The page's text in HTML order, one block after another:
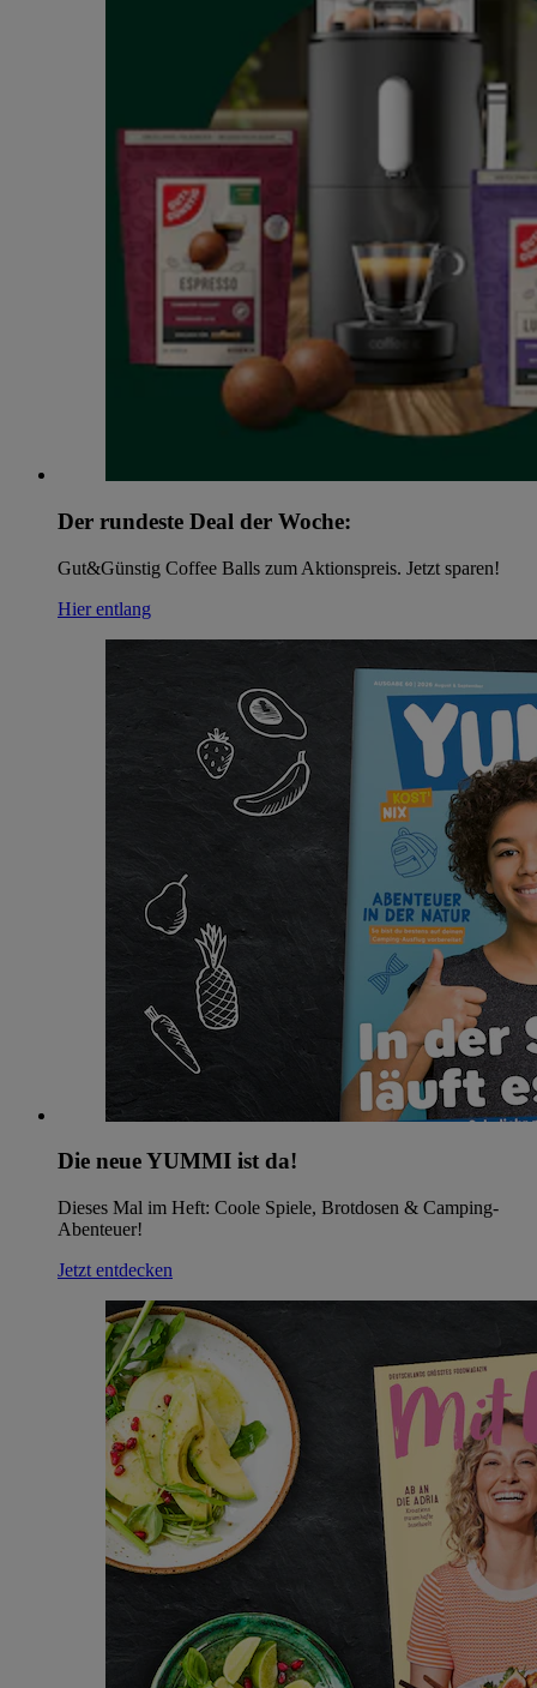
Der rundeste Deal der Woche:
Gut&Günstig Coffee Balls zum Aktionspreis. Jetzt sparen!
Hier entlang
Die neue YUMMI ist da!
Dieses Mal im Heft: Coole Spiele, Brotdosen & Camping-
Abenteuer!
Jetzt entdecken